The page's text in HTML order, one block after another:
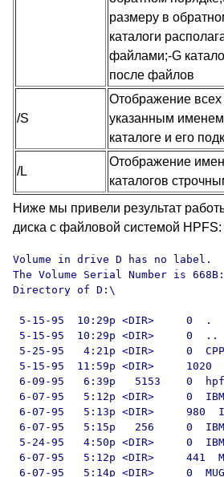
размеру в
каталоги
файлами;-G
после файлов
/S
Отображение
указанным
каталоге и его
/L
Отображение
каталогов
Ниже мы привели результат
диска с файловой системой HPFS:
Volume in drive D has no label.
The Volume Serial Number is
Directory of D:\
5-15-95  10:29p <DIR>     0  .
5-15-95  10:29p <DIR>     0  ..
5-25-95   4:21p <DIR>     0
5-15-95  11:59p <DIR>     1020
6-09-95   6:39p   5153    0
6-07-95   5:12p <DIR>     0
6-07-95   5:13p <DIR>     980
6-07-95   5:15p   256     0
5-24-95   4:50p <DIR>     0
6-07-95   5:12p <DIR>     441
6-07-95   5:14p <DIR>     0